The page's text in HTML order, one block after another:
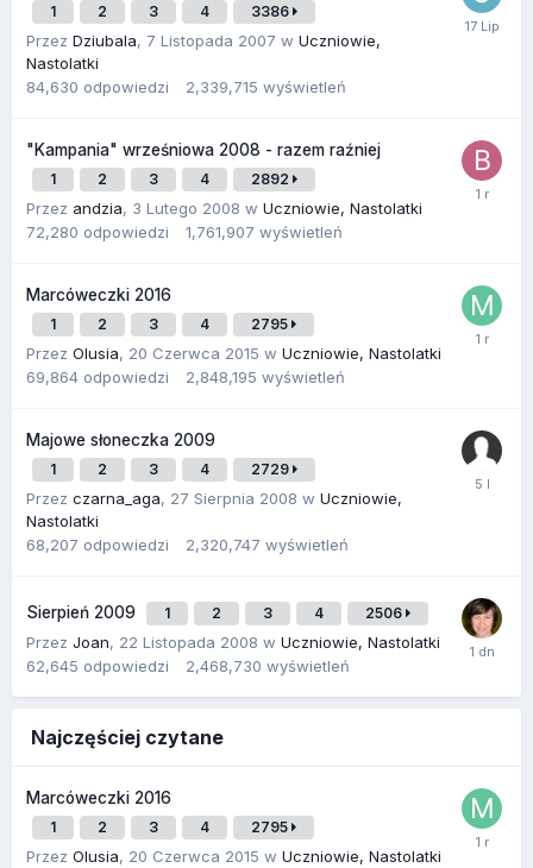
1 2 3 4 3386
Przez Dziubala, 7 Listopada 2007 w Uczniowie,
Nastolatki
84,630 odpowiedzi 2,339,715 wyświetleń
"Kampania" wrześniowa 2008 - razem raźniej
1 2 3 4 2892
Przez andzia, 3 Lutego 2008 w Uczniowie, Nastolatki
72,280 odpowiedzi 1,761,907 wyświetleń
Marcóweczki 2016
1 2 3 4 2795
Przez Olusia, 20 Czerwca 2015 w Uczniowie, Nastolatki
69,864 odpowiedzi 2,848,195 wyświetleń
Majowe słoneczka 2009
1 2 3 4 2729
Przez czarna_aga, 27 Sierpnia 2008 w Uczniowie,
Nastolatki
68,207 odpowiedzi 2,320,747 wyświetleń
Sierpień 2009 1 2 3 4 2506
Przez Joan, 22 Listopada 2008 w Uczniowie, Nastolatki
62,645 odpowiedzi 2,468,730 wyświetleń
Najczęściej czytane
Marcóweczki 2016
1 2 3 4 2795
Przez Olusia, 20 Czerwca 2015 w Uczniowie, Nastolatki